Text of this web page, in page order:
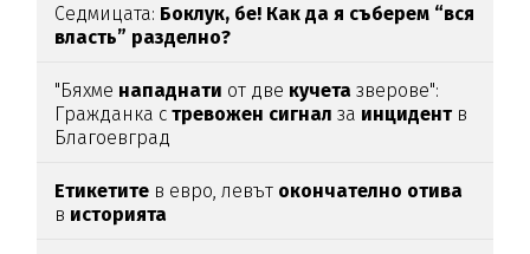
Седмицата: Боклук, бе! Как да я съберем “вся
власть” разделно?
"Бяхме нападнати от две кучета зверове":
Гражданка стревожен сигнал за инцидентв
Благоевград
Етикетите в евро, левът окончателно отива
в историята